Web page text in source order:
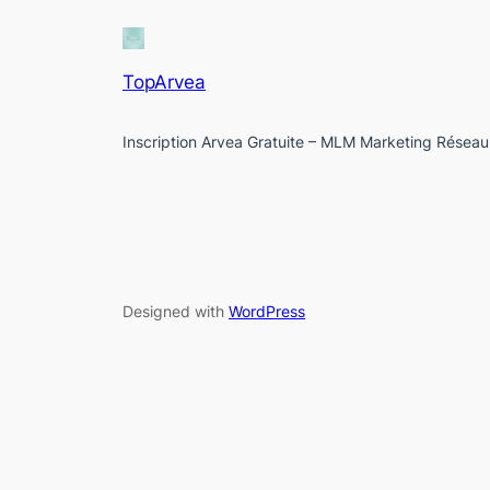
TopArvea
Inscription Arvea Gratuite – MLM Marketing Réseau
Designed with WordPress